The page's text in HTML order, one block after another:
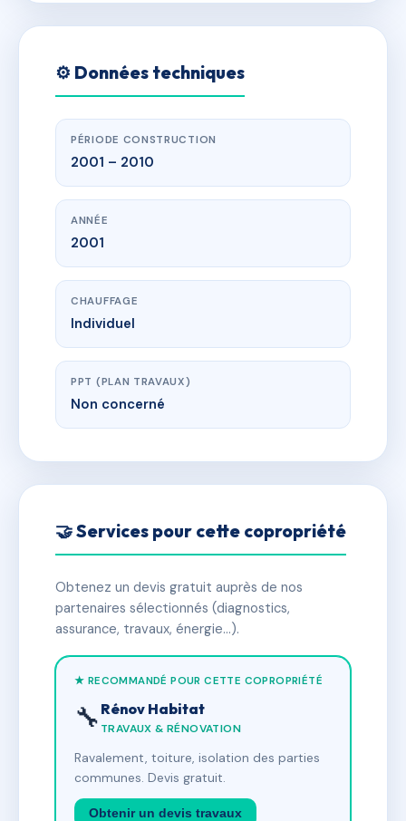
⚙️ Données techniques
PÉRIODE CONSTRUCTION
2001 – 2010
ANNÉE
2001
CHAUFFAGE
Individuel
PPT (PLAN TRAVAUX)
Non concerné
🤝 Services pour cette copropriété
Obtenez un devis gratuit auprès de nos
partenaires sélectionnés (diagnostics,
assurance, travaux, énergie…).
★ RECOMMANDÉ POUR CETTE COPROPRIÉTÉ
🔧 Rénov Habitat
TRAVAUX & RÉNOVATION
Ravalement, toiture, isolation des parties
communes. Devis gratuit.
Obtenir un devis travaux